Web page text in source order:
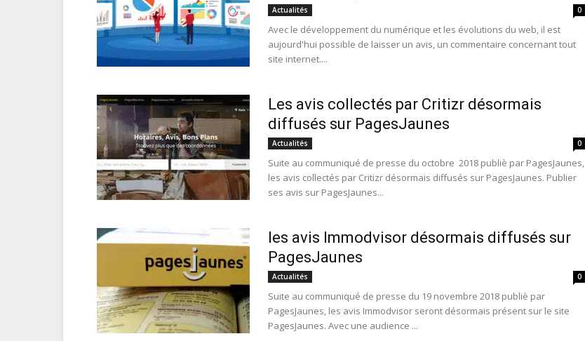
Actualités 0
Avec le développement du numérique et les évolutions du web, il est
aujourd'hui possible de laisser un avis, un commentaire concernant tout
site internet....
Les avis collectés par Critizr désormais
diffusés sur PagesJaunes
Actualités 0
Suite au communiqué de presse du octobre 2018 publiè par PagesJaunes,
les avis collectés par Critizr désormais diffusés sur PagesJaunes. Publier
ses avis sur PagesJaunes...
les avis Immodvisor désormais diffusés sur
PagesJaunes
Actualités 0
Suite au communiqué de presse du 19 novembre 2018 publiè par
PagesJaunes, les avis Immodvisor seront désormais présent sur le site
PagesJaunes. Avec une audience ...